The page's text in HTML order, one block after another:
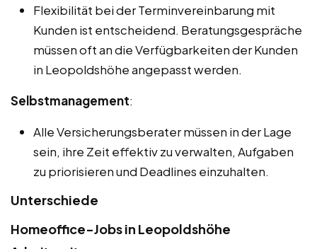
Flexibilität bei der Terminvereinbarung mit
Kunden ist entscheidend. Beratungsgespräche
müssen oft an die Verfügbarkeiten der Kunden
in Leopoldshöhe angepasst werden.
Selbstmanagement:
Alle Versicherungsberater müssen in der Lage
sein, ihre Zeit effektiv zu verwalten, Aufgaben
zu priorisieren und Deadlines einzuhalten.
Unterschiede
Homeoffice-Jobs in Leopoldshöhe